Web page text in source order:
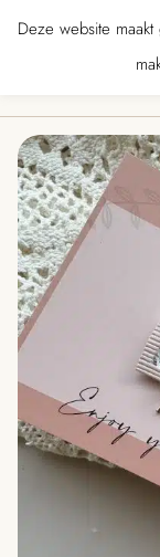
· Gratis
Deze website